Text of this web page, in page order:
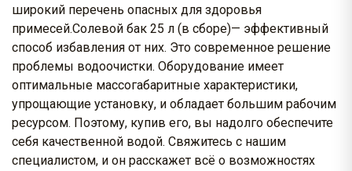
широкий перечень опасных для здоровья
примесей.Солевой бак 25 л (в сборе)— эффективный
способ избавления от них. Это современное решение
проблемы водоочистки. Оборудование имеет
оптимальные массогабаритные характеристики,
упрощающие установку, и обладает большим рабочим
ресурсом. Поэтому, купив его, вы надолго обеспечите
себя качественной водой. Свяжитесь с нашим
специалистом, и он расскажет всё о возможностях